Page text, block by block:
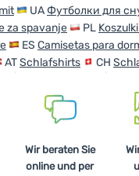
UAФутболки для
za spavanje PL
ES Camisetas para
ATSchlafshirts CH
Wir beraten Sie
online und per